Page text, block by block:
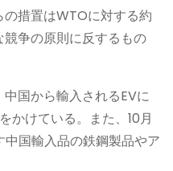
措置はWTOに対する約
争の原則に反するもの
国から輸入されるEVに
かけている。また、10月
国輸入品の鉄鋼製品やア